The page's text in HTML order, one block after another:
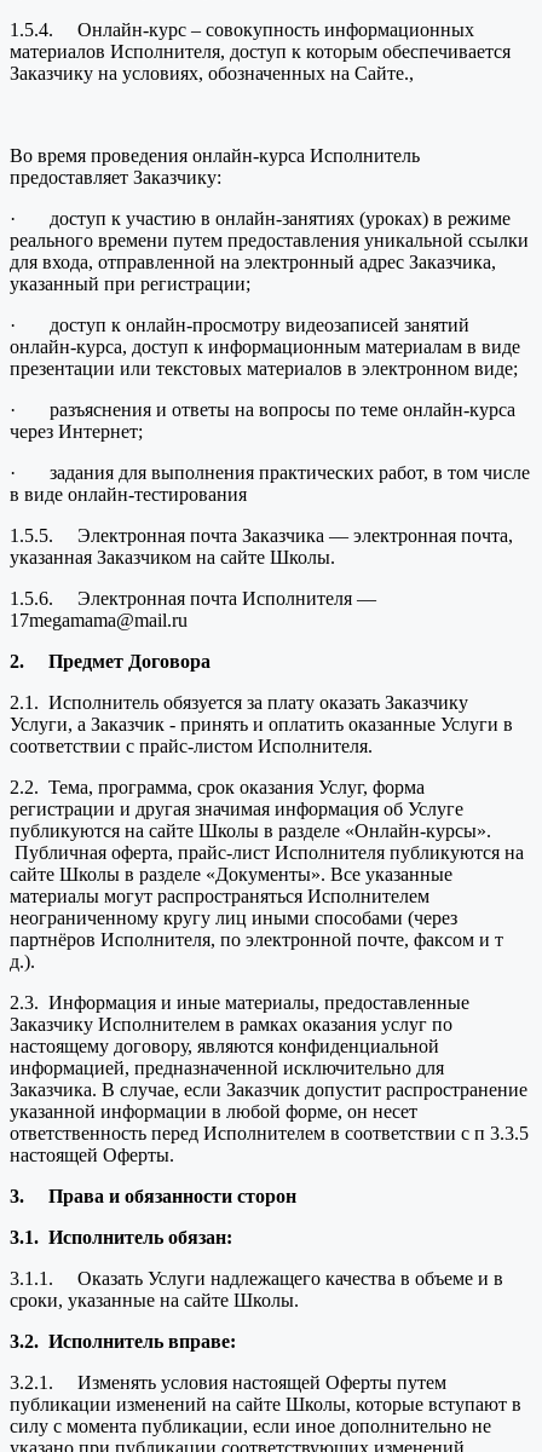
1.5.4. Онлайн-курс – совокупность информационных
материалов Исполнителя, доступ к которым обеспечивается
Заказчику на условиях, обозначенных на Сайте.,
Во время проведения онлайн-курса Исполнитель
предоставляет Заказчику:
· доступ к участию в онлайн-занятиях (уроках) в режиме
реального времени путем предоставления уникальной ссылки
для входа, отправленной на электронный адрес Заказчика,
указанный при регистрации;
· доступ к онлайн-просмотру видеозаписей занятий
онлайн-курса, доступ к информационным материалам в виде
презентации или текстовых материалов в электронном виде;
· разъяснения и ответы на вопросы по теме онлайн-курса
через Интернет;
· задания для выполнения практических работ, в том числе
в виде онлайн-тестирования
1.5.5. Электронная почта Заказчика — электронная почта,
указанная Заказчиком на сайте Школы.
1.5.6. Электронная почта Исполнителя —
17megamama@mail.ru
2. Предмет Договора
2.1. Исполнитель обязуется за плату оказать Заказчику
Услуги, а Заказчик - принять и оплатить оказанные Услуги в
соответствии с прайс-листом Исполнителя.
2.2. Тема, программа, срок оказания Услуг, форма
регистрации и другая значимая информация об Услуге
публикуются на сайте Школы в разделе «Онлайн-курсы».
Публичная оферта, прайс-лист Исполнителя публикуются на
сайте Школы в разделе «Документы». Все указанные
материалы могут распространяться Исполнителем
неограниченному кругу лиц иными способами (через
партнёров Исполнителя, по электронной почте, факсом и т
д.).
2.3. Информация и иные материалы, предоставленные
Заказчику Исполнителем в рамках оказания услуг по
настоящему договору, являются конфиденциальной
информацией, предназначенной исключительно для
Заказчика. В случае, если Заказчик допустит распространение
указанной информации в любой форме, он несет
ответственность перед Исполнителем в соответствии с п 3.3.5
настоящей Оферты.
3. Права и обязанности сторон
3.1. Исполнитель обязан:
3.1.1. Оказать Услуги надлежащего качества в объеме и в
сроки, указанные на сайте Школы.
3.2. Исполнитель вправе:
3.2.1. Изменять условия настоящей Оферты путем
публикации изменений на сайте Школы, которые вступают в
силу с момента публикации, если иное дополнительно не
указано при публикации соответствующих изменений.